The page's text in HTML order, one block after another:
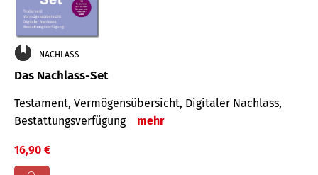
NACHLASS
Das Nachlass-Set
Testament, Vermögens­übersicht, Digitaler Nach­lass,
Bestat­tungs­ver­fügung
mehr
16,90 €